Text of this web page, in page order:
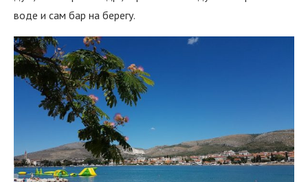
воде и сам бар на берегу.